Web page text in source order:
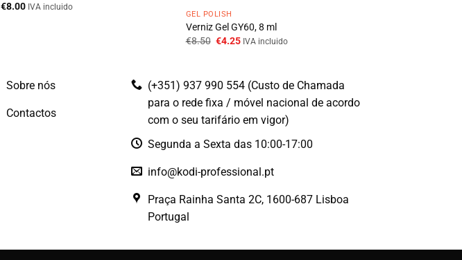
€8.00 IVA incluido
GEL POLISH
Verniz Gel GY60, 8 ml
€8.50 O
€8.50.
€4.25O
€4.25.
IVA incluido
Sobre nós
Contactos
(+351) 937 990 554 (Custo de Chamada
para o rede fixa / móvel nacional de acordo
com o seu tarifário em vigor)
Segunda a Sexta das 10:00-17:00
info@kodi-professional.pt
Praça Rainha Santa 2C, 1600-687 Lisboa
Portugal